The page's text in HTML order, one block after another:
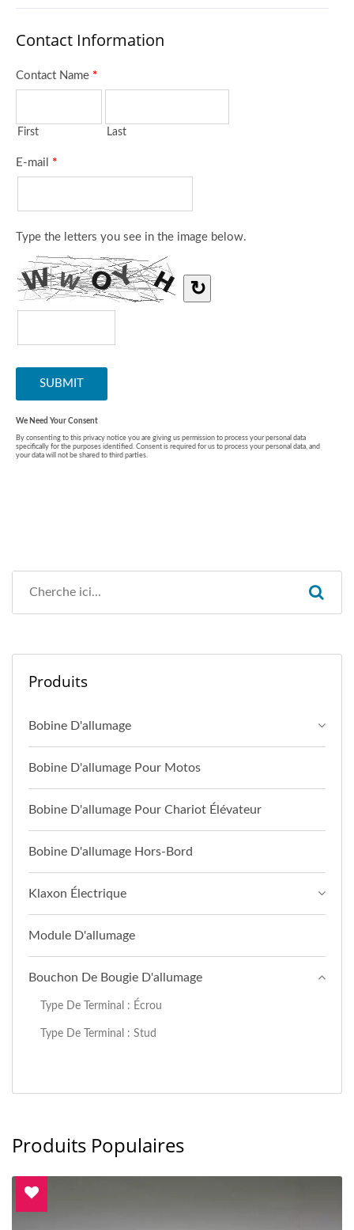
Produits
Bobine D'allumage
Bobine D'allumage Pour Motos
Bobine D'allumage Pour Chariot Élévateur
Bobine D'allumage Hors-Bord
Klaxon Électrique
Module D'allumage
Bouchon De Bougie D'allumage
Type De Terminal : Écrou
Type De Terminal : Stud
Produits Populaires